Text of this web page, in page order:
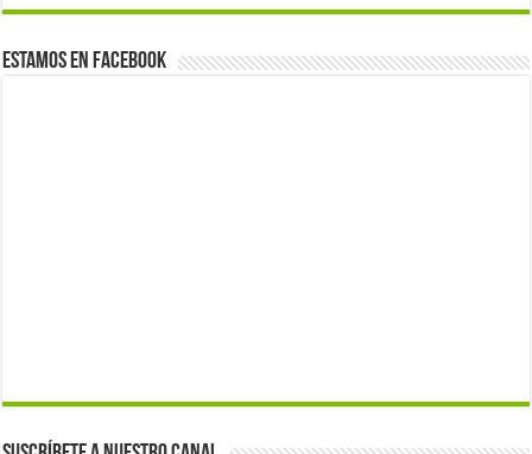
Estamos en Facebook